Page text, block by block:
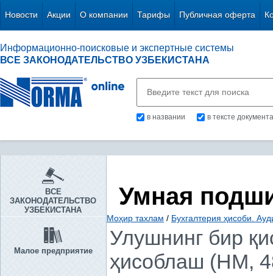
Новости Акции О компании Тарифы Публичная оферта
Информационно-поисковые и экспертные системы
ВСЕ ЗАКОНОДАТЕЛЬСТВО УЗБЕКИСТАНА
в названии в тексте документа
ВСЕ
ЗАКОНОДАТЕЛЬСТВО
УЗБЕКИСТАНА
Малое предприятие
Умная
Моҳир тахлам / Бухгалтерия ҳисоби.
Улушнинг бир
ҳисоблаш (НМ,